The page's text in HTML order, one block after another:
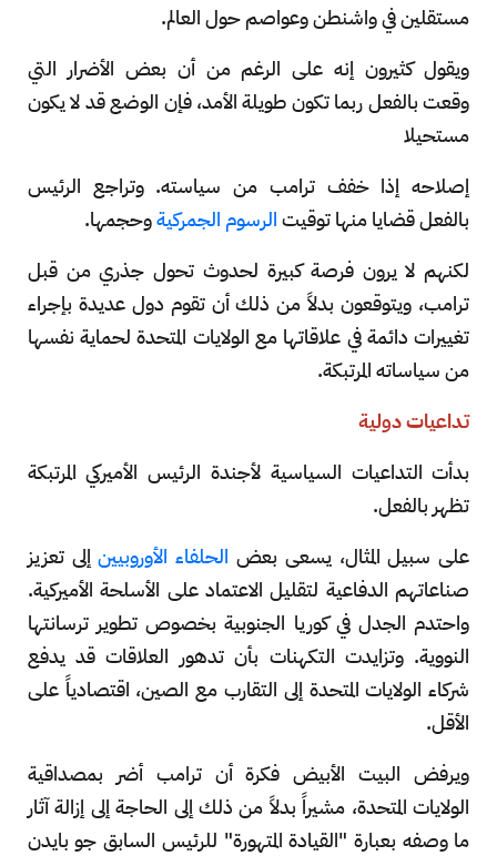
مستقلين في واشنطن وعواصم حول العالم.
ويقول كثيرون إنه على الرغم من أن بعض الأضرار التي
وقعت بالفعل ربما تكون طويلة الأمد، فإن الوضع قد لا يكون
مستحيلا
إصلاحه إذا خفف ترامب من سياسته. وتراجع الرئيس
بالفعل قضايا منها توقيتالرسوم الجمركيةوحجمها.
لكنهم لا يرون فرصة كبيرة لحدوث تحول جذري من قبل
ترامب، ويتوقعون بدلاً من ذلك أن تقوم دول عديدة بإجراء
تغييرات دائمة في علاقاتها مع الولايات المتحدة لحماية نفسها
من سياساته المرتبكة.
تداعيات دولية
بدأت التداعيات السياسية لأجندة الرئيس الأميركي المرتبكة
تظهر بالفعل.
على سبيل المثال، يسعى بعض الحلفاء الأوروبيينإلى تعزيز
صناعاتهم الدفاعية لتقليل الاعتماد على الأسلحة الأميركية.
واحتدم الجدل في كوريا الجنوبية بخصوص تطوير ترسانتها
النووية. وتزايدت التكهنات بأن تدهور العلاقات قد يدفع
شركاء الولايات المتحدة إلى التقارب مع الصين، اقتصادياً على
الأقل.
ويرفض البيت الأبيض فكرة أن ترامب أضر بمصداقية
الولايات المتحدة، مشيراً بدلاً من ذلك إلى الحاجة إلى إزالة آثار
ما وصفه بعبارة "القيادة المتهورة" للرئيس السابق جو بايدن